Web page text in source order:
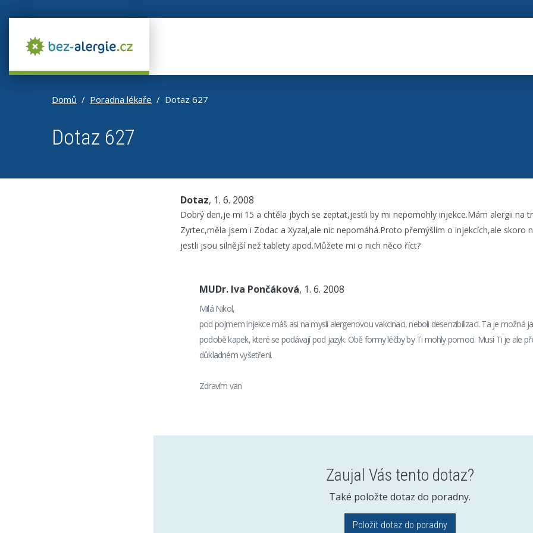
Domů Poradna lékaře Dotaz 627
Dotaz 627
Dotaz, 1. 6. 2008
Dobrý den,je mi 15 a chtěla jbych se zeptat,jestli by mi nepomohly injekce.Mám alergii na
Zyrtec,měla jsem i Zodac a Xyzal,ale nic nepomáhá.Proto přemýšlím o injekcích,ale skoro
jestli jsou silnější než tablety apod.Můžete mi o nich něco říct?
MUDr. Iva Pončáková, 1. 6. 2008
Milá Nikol,
pod pojmem injekce máš asi na mysli alergenovou vakcinaci, neboli desenzibilizaci. Ta je možná
podobě kapek, které se podávají pod jazyk. Obě formy léčby by Ti mohly pomoci. Musí Ti je ale
důkladném vyšetření.
Zdravím van
Zaujal Vás tento dotaz?
Také položte dotaz do poradny.
Položit dotaz do poradny